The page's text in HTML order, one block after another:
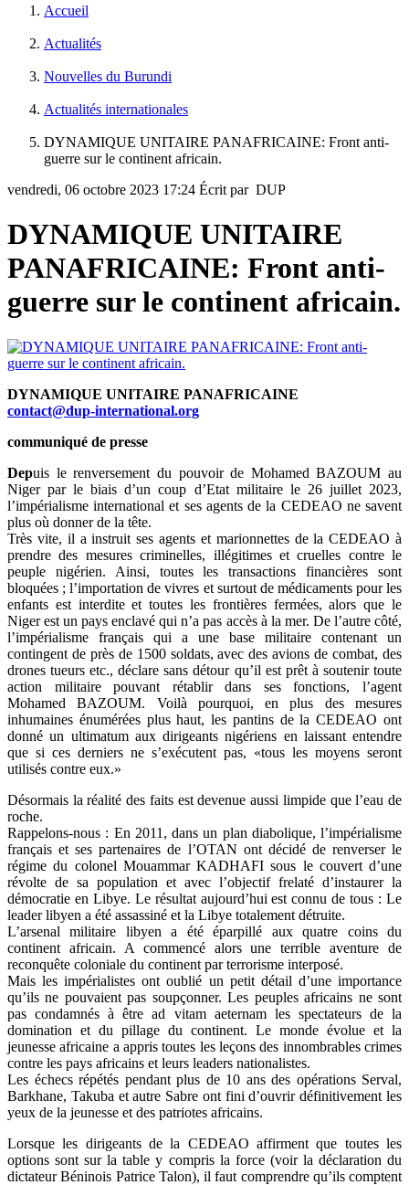
Accueil
Actualités
Nouvelles du Burundi
Actualités internationales
DYNAMIQUE UNITAIRE PANAFRICAINE: Front anti-
guerre sur le continent africain.
vendredi, 06 octobre 2023 17:24 Écrit par DUP
DYNAMIQUE UNITAIRE
PANAFRICAINE: Front anti-
guerre sur le continent africain.
DYNAMIQUE UNITAIRE PANAFRICAINE
contact@dup-international.org
communiqué de presse
Depuis le renversement du pouvoir de Mohamed BAZOUM au
Niger par le biais d’un coup d’Etat militaire le 26 juillet 2023,
l’impérialisme international et ses agents de la CEDEAO ne savent
plus où donner de la tête.
Très vite, il a instruit ses agents et marionnettes de la CEDEAO à
prendre des mesures criminelles, illégitimes et cruelles contre le
peuple nigérien. Ainsi, toutes les transactions financières sont
bloquées ; l’importation de vivres et surtout de médicaments pour les
enfants est interdite et toutes les frontières fermées, alors que le
Niger est un pays enclavé qui n’a pas accès à la mer. De l’autre côté,
l’impérialisme français qui a une base militaire contenant un
contingent de près de 1500 soldats, avec des avions de combat, des
drones tueurs etc., déclare sans détour qu’il est prêt à soutenir toute
action militaire pouvant rétablir dans ses fonctions, l’agent
Mohamed BAZOUM. Voilà pourquoi, en plus des mesures
inhumaines énumérées plus haut, les pantins de la CEDEAO ont
donné un ultimatum aux dirigeants nigériens en laissant entendre
que si ces derniers ne s’exécutent pas, «tous les moyens seront
utilisés contre eux.»
Désormais la réalité des faits est devenue aussi limpide que l’eau de
roche.
Rappelons-nous : En 2011, dans un plan diabolique, l’impérialisme
français et ses partenaires de l’OTAN ont décidé de renverser le
régime du colonel Mouammar KADHAFI sous le couvert d’une
révolte de sa population et avec l’objectif frelaté d’instaurer la
démocratie en Libye. Le résultat aujourd’hui est connu de tous : Le
leader libyen a été assassiné et la Libye totalement détruite.
L’arsenal militaire libyen a été éparpillé aux quatre coins du
continent africain. A commencé alors une terrible aventure de
reconquête coloniale du continent par terrorisme interposé.
Mais les impérialistes ont oublié un petit détail d’une importance
qu’ils ne pouvaient pas soupçonner. Les peuples africains ne sont
pas condamnés à être ad vitam aeternam les spectateurs de la
domination et du pillage du continent. Le monde évolue et la
jeunesse africaine a appris toutes les leçons des innombrables crimes
contre les pays africains et leurs leaders nationalistes.
Les échecs répétés pendant plus de 10 ans des opérations Serval,
Barkhane, Takuba et autre Sabre ont fini d’ouvrir définitivement les
yeux de la jeunesse et des patriotes africains.
Lorsque les dirigeants de la CEDEAO affirment que toutes les
options sont sur la table y compris la force (voir la déclaration du
dictateur Béninois Patrice Talon), il faut comprendre qu’ils comptent